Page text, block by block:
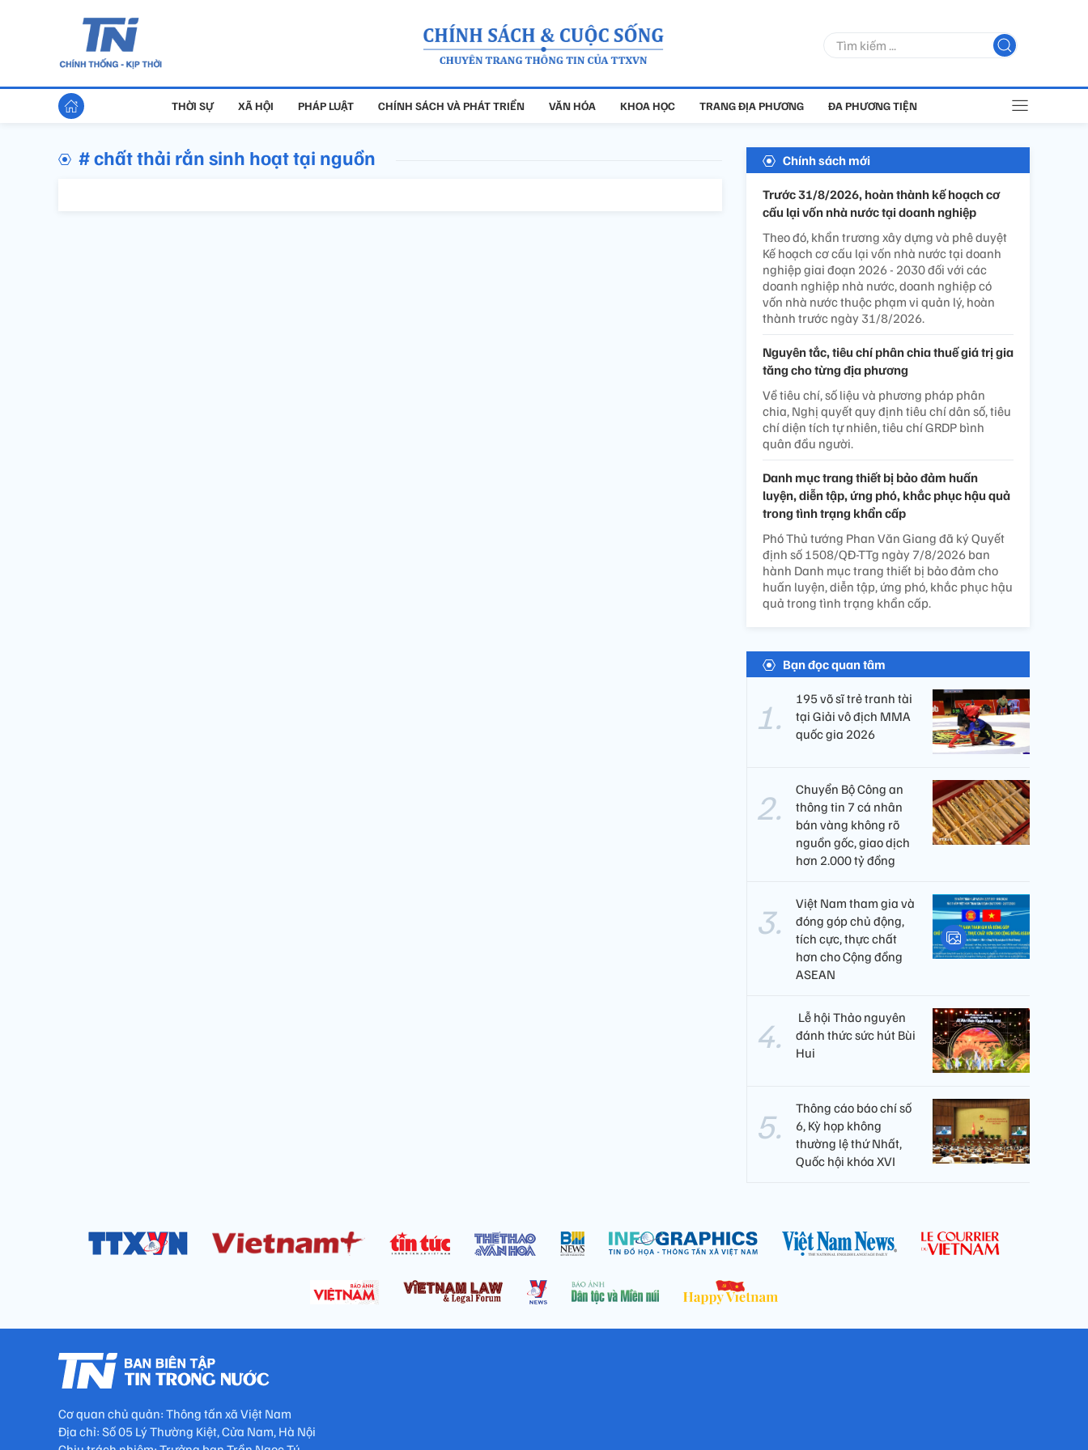
THỜI SỰ XÃ HỘI PHÁP LUẬT CHÍNH SÁCH VÀ PHÁT TRIỂN VĂN HÓA KHOA HỌC TRANG ĐỊA PHƯƠNG ĐA PHƯƠNG TIỆN
# chất thải rắn sinh hoạt tại nguồn Chính sách mới
Trước 31/8/2026, hoàn thành kế hoạch cơ
cấu lại vốn nhà nước tại doanh nghiệp
Theo đó, khẩn trương xây dựng và phê duyệt
Kế hoạch cơ cấu lại vốn nhà nước tại doanh
nghiệp giai đoạn 2026 - 2030 đối với các
doanh nghiệp nhà nước, doanh nghiệp có
vốn nhà nước thuộc phạm vi quản lý, hoàn
thành trước ngày 31/8/2026.
Nguyên tắc, tiêu chí phân chia thuế giá trị gia
tăng cho từng địa phương
Về tiêu chí, số liệu và phương pháp phân
chia, Nghị quyết quy định tiêu chí dân số, tiêu
chí diện tích tự nhiên, tiêu chí GRDP bình
quân đầu người.
Danh mục trang thiết bị bảo đảm huấn
luyện, diễn tập, ứng phó, khắc phục hậu quả
trong tình trạng khẩn cấp
Phó Thủ tướng Phan Văn Giang đã ký Quyết
định số 1508/QĐ-TTg ngày 7/8/2026 ban
hành Danh mục trang thiết bị bảo đảm cho
huấn luyện, diễn tập, ứng phó, khắc phục hậu
quả trong tình trạng khẩn cấp.
Bạn đọc quan tâm
195 võ sĩ trẻ tranh tài
tại Giải vô địch MMA
quốc gia 2026
Chuyển Bộ Công an
thông tin 7 cá nhân
bán vàng không rõ
nguồn gốc, giao dịch
hơn 2.000 tỷ đồng
Việt Nam tham gia và
đóng góp chủ động,
tích cực, thực chất
hơn cho Cộng đồng
ASEAN
​ Lễ hội Thảo nguyên
đánh thức sức hút Bùi
Hui
Thông cáo báo chí số
6, Kỳ họp không
thường lệ thứ Nhất,
Quốc hội khóa XVI
Cơ quan chủ quản: Thông tấn xã Việt Nam
Địa chỉ: Số 05 Lý Thường Kiệt, Cửa Nam, Hà Nội